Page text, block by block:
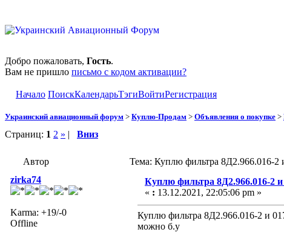
Добро пожаловать, Гость.
Вам не пришло письмо с кодом активации?
Начало ПоискКалендарьТэгиВойтиРегистрация
Украинский авиационный форум > Куплю-Продам > Объявления о покупке >
Страниц: 1 2 » | Вниз
Автор
Тема: Куплю фильтра 8Д2.966.016-2
zirka74
Karma: +19/-0
Offline
Куплю фильтра 8Д2.966.016-2 и
« : 13.12.2021, 22:05:06 pm »
Куплю фильтра 8Д2.966.016-2 и
можно б.у